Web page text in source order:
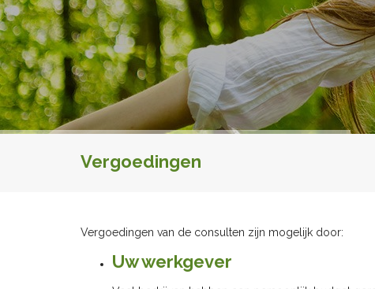
Vergoedingen
Vergoedingen van de consulten zijn mogelijk door:
Uw werkgever